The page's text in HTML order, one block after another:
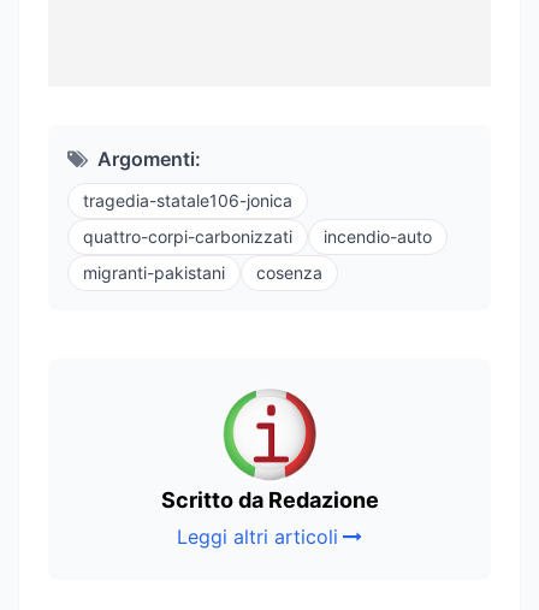
Argomenti:
tragedia-statale106-jonica
quattro-corpi-carbonizzati
incendio-auto
migranti-pakistani
cosenza
Scritto da Redazione
Leggi altri articoli